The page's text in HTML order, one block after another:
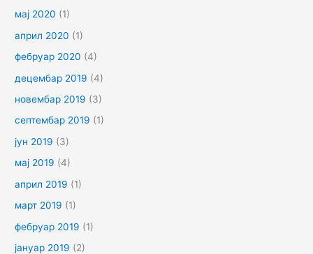
мај 2020 (1)
април 2020 (1)
фебруар 2020 (4)
децембар 2019 (4)
новембар 2019 (3)
септембар 2019 (1)
јун 2019 (3)
мај 2019 (4)
април 2019 (1)
март 2019 (1)
фебруар 2019 (1)
јануар 2019 (2)